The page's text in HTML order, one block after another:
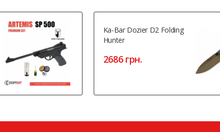
Ka-Bar Dozier D2 Folding
Hunter
2686 грн.